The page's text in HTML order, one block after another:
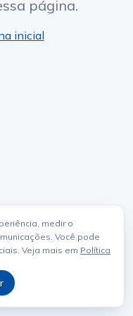
medir o
Você pode
Veja mais em Política
página.
inicial